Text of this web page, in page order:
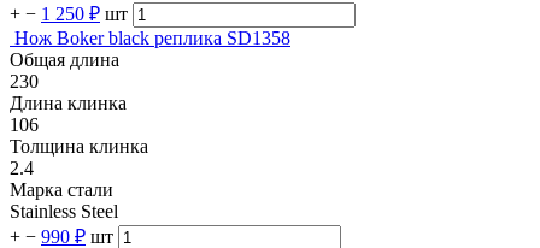
+ − 1 250 ₽ шт
Нож Boker black реплика SD1358
Общая длина
230
Длина клинка
106
Толщина клинка
2.4
Марка стали
Stainless Steel
+ − 990 ₽ шт